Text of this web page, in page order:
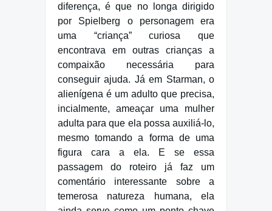
diferença, é que no longa dirigido
por Spielberg o personagem era
uma “criança” curiosa que
encontrava em outras crianças a
compaixão necessária para
conseguir ajuda. Já em Starman, o
alienígena é um adulto que precisa,
incialmente, ameaçar uma mulher
adulta para que ela possa auxiliá-lo,
mesmo tomando a forma de uma
figura cara a ela. E se essa
passagem do roteiro já faz um
comentário interessante sobre a
temerosa natureza humana, ela